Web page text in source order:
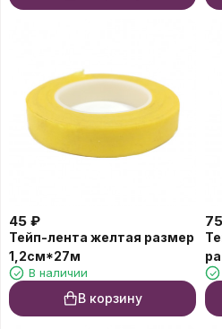
45 ₽
Тейп-лента желтая размер
1,2см*27м
В наличии
В корзину
75